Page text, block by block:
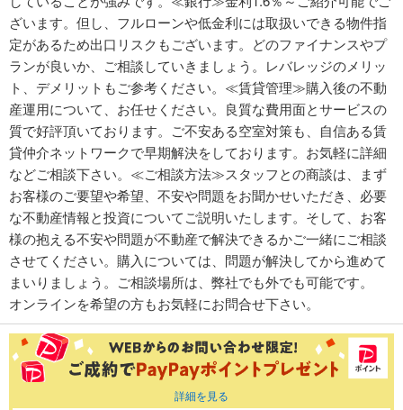
ざいます。但し、フルローンや低金利には取扱いできる物件指
定があるため出口リスクもございます。どのファイナンスやプ
ランが良いか、ご相談していきましょう。レバレッジのメリッ
ト、デメリットもご参考ください。≪賃貸管理≫購入後の不動
産運用について、お任せください。良質な費用面とサービスの
質で好評頂いております。ご不安ある空室対策も、自信ある賃
貸仲介ネットワークで早期解決をしております。お気軽に詳細
などご相談下さい。≪ご相談方法≫スタッフとの商談は、まず
お客様のご要望や希望、不安や問題をお聞かせいただき、必要
な不動産情報と投資についてご説明いたします。そして、お客
様の抱える不安や問題が不動産で解決できるかご一緒にご相談
させてください。購入については、問題が解決してから進めて
まいりましょう。ご相談場所は、弊社でも外でも可能です。
オンラインを希望の方もお気軽にお問合せ下さい。
詳細を見る